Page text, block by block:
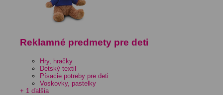
Reklamné predmety pre deti
Hry, hračky
Detský textil
Písacie potreby pre deti
Voskovky, pastelky
+ 1 ďalšia